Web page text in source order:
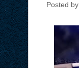
Posted by